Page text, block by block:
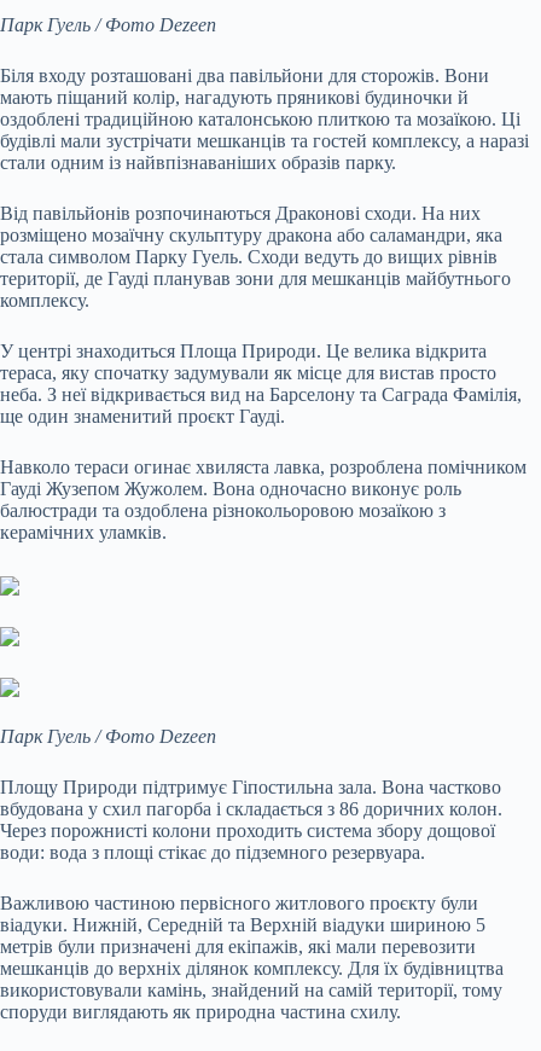
Парк Гуель / Фото Dezeen
Біля входу розташовані два павільйони для сторожів. Вони
мають піщаний колір, нагадують пряникові будиночки й
оздоблені традиційною каталонською плиткою та мозаїкою. Ці
будівлі мали зустрічати мешканців та гостей комплексу, а наразі
стали одним із найвпізнаваніших образів парку.
Від павільйонів розпочинаються Драконові сходи. На них
розміщено мозаїчну скульптуру дракона або саламандри, яка
стала символом Парку Гуель. Сходи ведуть до вищих рівнів
території, де Гауді планував зони для мешканців майбутнього
комплексу.
У центрі знаходиться Площа Природи. Це велика відкрита
тераса, яку спочатку задумували як місце для вистав просто
неба. З неї відкривається вид на Барселону та Саграда Фамілія,
ще один знаменитий проєкт Гауді.
Навколо тераси огинає хвиляста лавка, розроблена помічником
Гауді Жузепом Жужолем. Вона одночасно виконує роль
балюстради та оздоблена різнокольоровою мозаїкою з
керамічних уламків.
Парк Гуель / Фото Dezeen
Площу Природи підтримує Гіпостильна зала. Вона частково
вбудована у схил пагорба і складається з 86 доричних колон.
Через порожнисті колони проходить система збору дощової
води: вода з площі стікає до підземного резервуара.
Важливою частиною первісного житлового проєкту були
віадуки. Нижній, Середній та Верхній віадуки шириною 5
метрів були призначені для екіпажів, які мали перевозити
мешканців до верхніх ділянок комплексу. Для їх будівництва
використовували камінь, знайдений на самій території, тому
споруди виглядають як природна частина схилу.